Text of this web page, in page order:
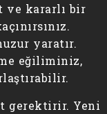
ve kararlı bir
yaratır.
eğiliminiz,
gerektirir. Yeni